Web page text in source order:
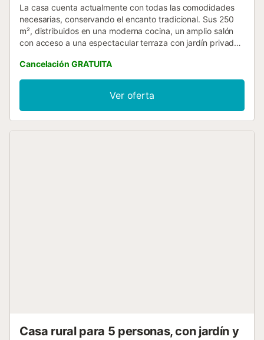
La casa cuenta actualmente con todas las comodidades
necesarias, conservando el encanto tradicional. Sus 250
m², distribuidos en una moderna cocina, un amplio salón
con acceso a una espectacular terraza con jardín privado,
tumbonas. Tres habitaciones dobles para adultos y un
área de trabajo. Totalmente equipado con lavadora, TV
satélite, wifi, lavavajillas, horno, secador de pelo. También
hay cuna y trona para bebés. La tranquilidad del entorno
rural de la casa y su proximidad a las áreas naturales,
Cancelación GRATUITA
Ver oferta
Casa rural para 5 personas, con jardín y